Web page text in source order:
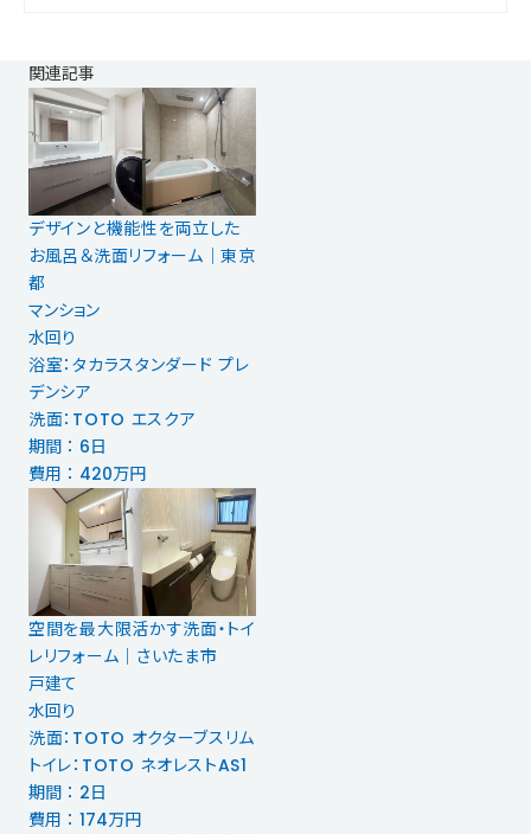
関連記事
デザインと機能性を両立した
お風呂＆洗面リフォーム｜東京
都
マンション
水回り
浴室：タカラスタンダード プレ
デンシア
洗面：TOTO エスクア
期間 ： 6日
費用 ： 420万円
空間を最大限活かす洗面・トイ
レリフォーム｜さいたま市
戸建て
水回り
洗面：TOTO オクターブスリム
トイレ：TOTO ネオレストAS1
期間 ： 2日
費用 ： 174万円